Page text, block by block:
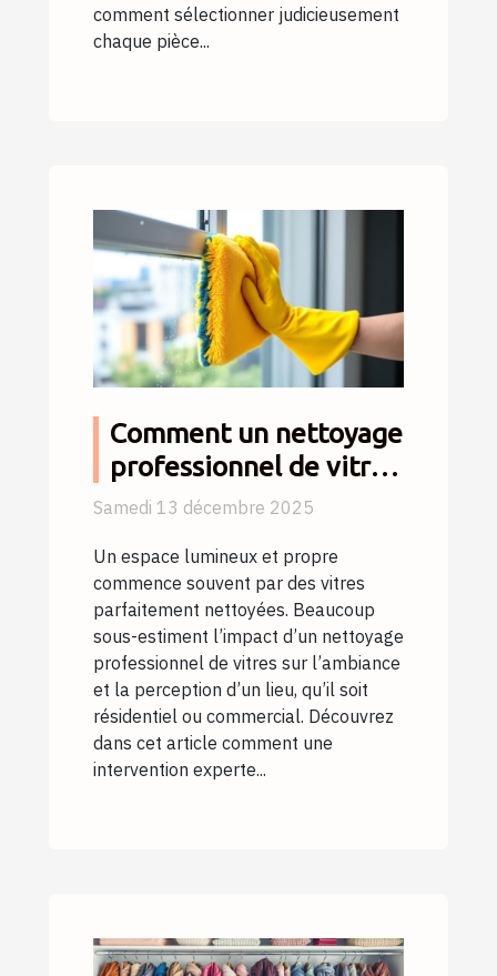
comment sélectionner judicieusement
chaque pièce...
Comment un nettoyage
professionnel de vitres
peut transformer votre
Samedi 13 décembre 2025
Un espace lumineux et propre
commence souvent par des vitres
parfaitement nettoyées. Beaucoup
sous-estiment l’impact d’un nettoyage
professionnel de vitres sur l’ambiance
et la perception d’un lieu, qu’il soit
résidentiel ou commercial. Découvrez
dans cet article comment une
intervention experte...